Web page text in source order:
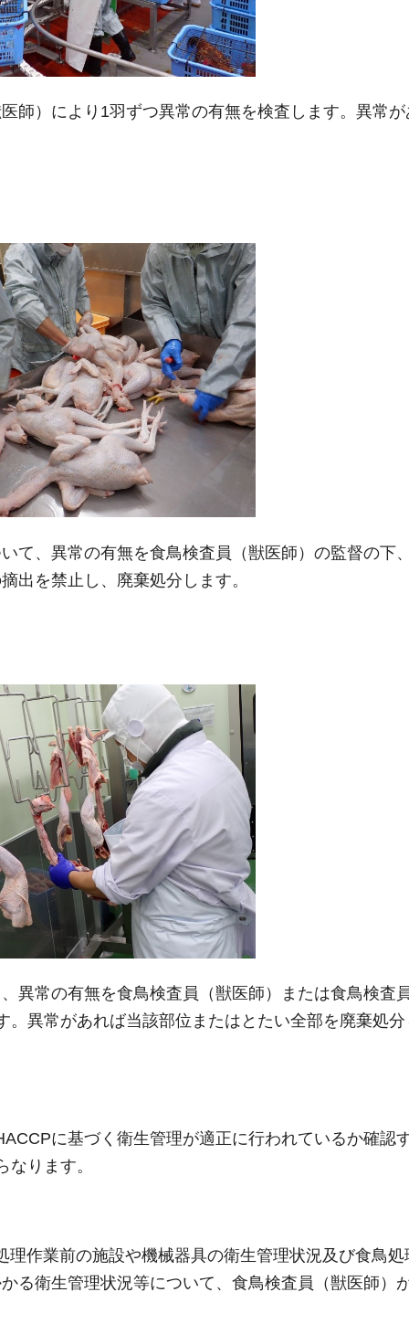
師）により1羽ずつ異常の有無を検査します。異常が
て、異常の有無を食鳥検査員（獣医師）の監督の下
出を禁止し、廃棄処分します。
異常の有無を食鳥検査員（獣医師）または食鳥検査
異常があれば当該部位またはとたい全部を廃棄処分
に基づく衛生管理が適正に行われているか確認
ります。
作業前の施設や機械器具の衛生管理状況及び食鳥
る衛生管理状況等について、食鳥検査員（獣医師）